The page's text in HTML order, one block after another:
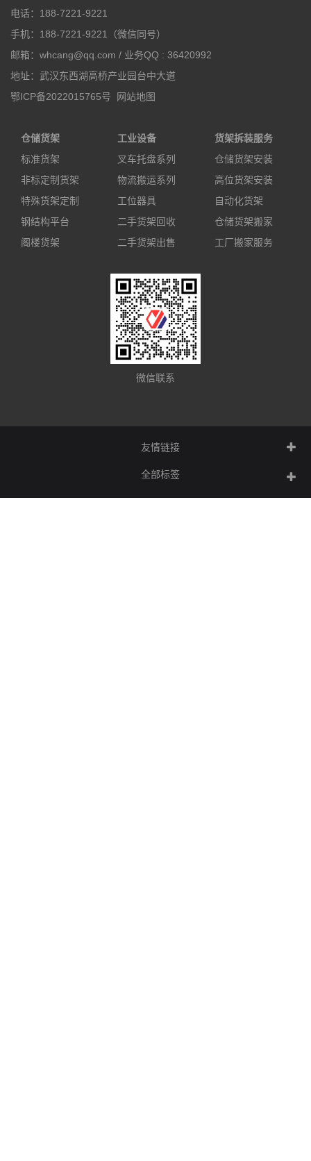
电话：188-7221-9221
手机：188-7221-9221（微信同号）
邮箱：whcang@qq.com / 业务QQ : 36420992
地址：武汉东西湖高桥产业园台中大道
鄂ICP备2022015765号
网站地图
仓储货架
标准货架
非标定制货架
特殊货架定制
钢结构平台
阁楼货架
工业设备
叉车托盘系列
物流搬运系列
工位器具
二手货架回收
二手货架出售
货架拆装服务
仓储货架安装
高位货架安装
自动化货架
仓储货架搬家
工厂搬家服务
微信联系
友情链接
全部标签